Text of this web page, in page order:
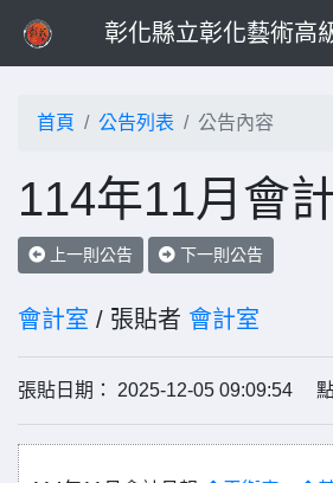
彰化縣立彰化藝術高
首頁 公告列表 公告內容
114年11月會
上一則公告 下一則公告
會計室 / 張貼者 會計室
張貼日期： 2025-12-05 09:09:54 點